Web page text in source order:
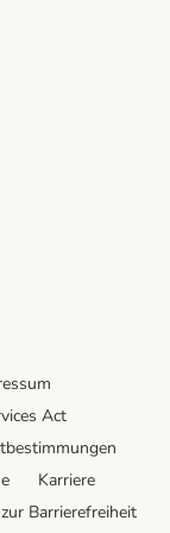
Act
Karriere
Barrierefreiheit